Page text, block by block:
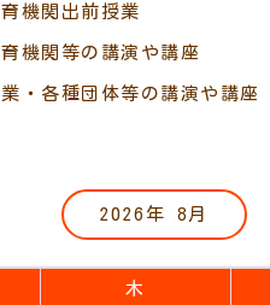
機関出前授業
機関等の講演や講座
・各種団体等の講演や講座
2026年 8月
木